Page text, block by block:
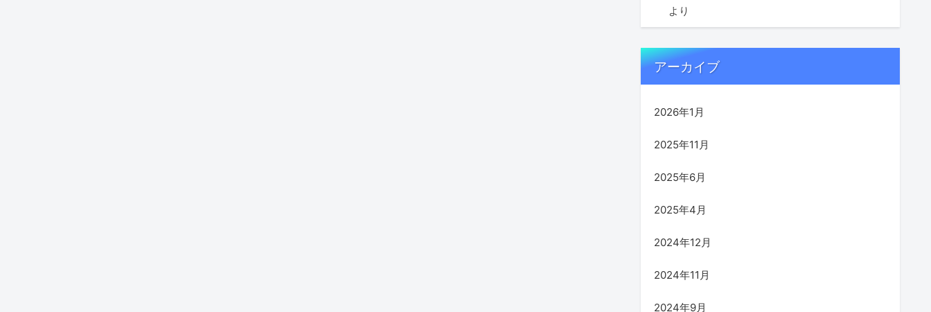
より
アーカイブ
2026年1月
2025年11月
2025年6月
2025年4月
2024年12月
2024年11月
2024年9月